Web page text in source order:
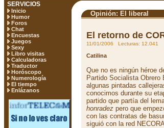
SERVICIOS
Inicio
Humor
Foros
Chat
Encuestas
Juegos
Sexy
Libro visitas
Calculadoras
Traductor
Horóscopo
Numerología
El tiempo
Enlázanos
Opinión: El liberal
El retorno de
11/01/2006 Lecturas: 12.041
Catilina
Que no es ningún héroe
Partido Socialista Obrero
algunas pintadas
conocimos durante su
partido que partía del
honradez pero que
con las contratas de
siguió con la red